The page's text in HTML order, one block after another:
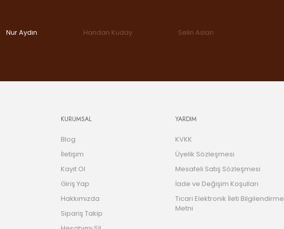
Nur Aydın Handan Kuday Selin Aslan
KURUMSAL
Blog
İletişim
Kayıt Ol
Giriş Yap
Hakkımızda
Sipariş Takip
YARDIM
KVKK
Üyelik Sözleşmesi
Mesafeli Satış Sözleşmesi
İade ve Değişim Koşulları
Ticari Elektronik İleti Bilgilendirme
Metni